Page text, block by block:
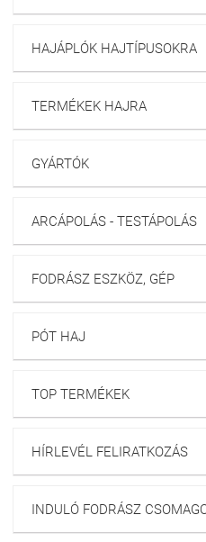
HAJÁPLÓK HAJTÍPUSOKRA
TERMÉKEK HAJRA
GYÁRTÓK
ARCÁPOLÁS - TESTÁPOLÁS
FODRÁSZ ESZKÖZ, GÉP
PÓT HAJ
TOP TERMÉKEK
HÍRLEVÉL FELIRATKOZÁS
INDULÓ FODRÁSZ